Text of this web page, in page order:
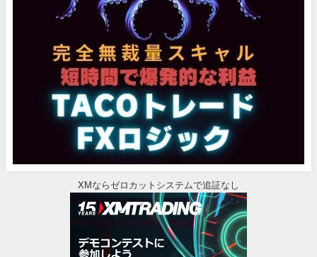
XMならゼロカットシステムで追証なし